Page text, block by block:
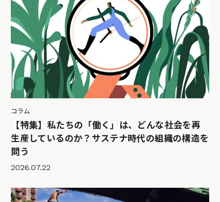
コラム
【特集】私たちの「働く」は、どんな社会を再
生産しているのか？サステナ時代の組織の構造を
問う
2026.07.22